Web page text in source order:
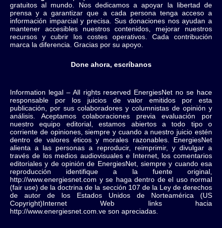
gratuitos al mundo. Nos dedicamos a apoyar la libertad de
prensa y a garantizar que a cada persona tenga acceso a
información imparcial y precisa. Sus donaciones nos ayudan a
mantener accesibles nuestros contenidos, mejorar nuestros
recursos y cubrir los costes operativos. Cada contribución
marca la diferencia. Gracias por su apoyo.
Done ahora, escríbanos
Information legal – All rights reserved EnergiesNet no se hace
responsable por los juicios de valor emitidos por esta
publicación, por sus colaboradores y columnistas de opinión y
análisis. Aceptamos colaboraciones previa evaluación por
nuestro equipo editorial, estamos abiertos a todo tipo o
corriente de opiniones, siempre y cuando a nuestro juicio estén
dentro de valores éticos y morales razonables. EnergiesNet
alienta a las personas a reproducir, reimprimir, y divulgar a
través de los medios audiovisuales e Internet, los comentarios
editoriales y de opinión de EnergiesNet, siempre y cuando esa
reproducción identifique a la fuente original,
http://www.energiesnet.com y se haga dentro de el uso normal
(fair use) de la doctrina de la sección 107 de la Ley de derechos
de autor de los Estados Unidos de Norteamérica (US
Copyright)Internet Web links hacia
http://www.energiesnet.com.ve son apreciadas.